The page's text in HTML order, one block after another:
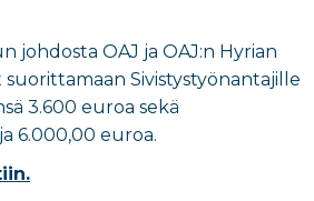
johdosta OAJ ja OAJ:n Hyrian
Sivistystyönantajille
3.600 euroa sekä
6.000,00 euroa.